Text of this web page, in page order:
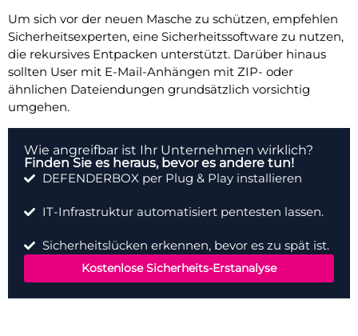
Um sich vor der neuen Masche zu schützen, empfehlen
Sicherheitsexperten, eine Sicherheitssoftware zu nutzen,
die rekursives Entpacken unterstützt. Darüber hinaus
sollten User mit E-Mail-Anhängen mit ZIP- oder
ähnlichen Dateiendungen grundsätzlich vorsichtig
umgehen.
Wie angreifbar ist Ihr Unternehmen wirklich?
Finden Sie es heraus, bevor es andere tun!
DEFENDERBOX per Plug & Play installieren
IT-Infrastruktur automatisiert pentesten lassen.
Sicherheitslücken erkennen, bevor es zu spät ist.
Kostenlose Sicherheits-Erstanalyse